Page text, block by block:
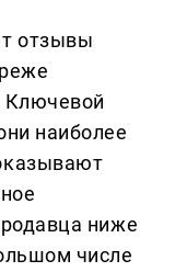
отзывы
Ключевой
наиболее
ниже
числе